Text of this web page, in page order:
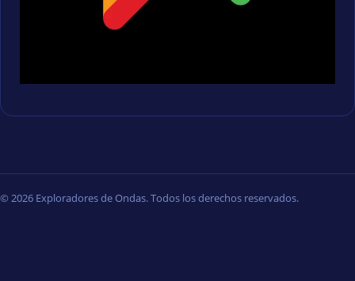
© 2026 Exploradores de Ondas. Todos los derechos reservados.